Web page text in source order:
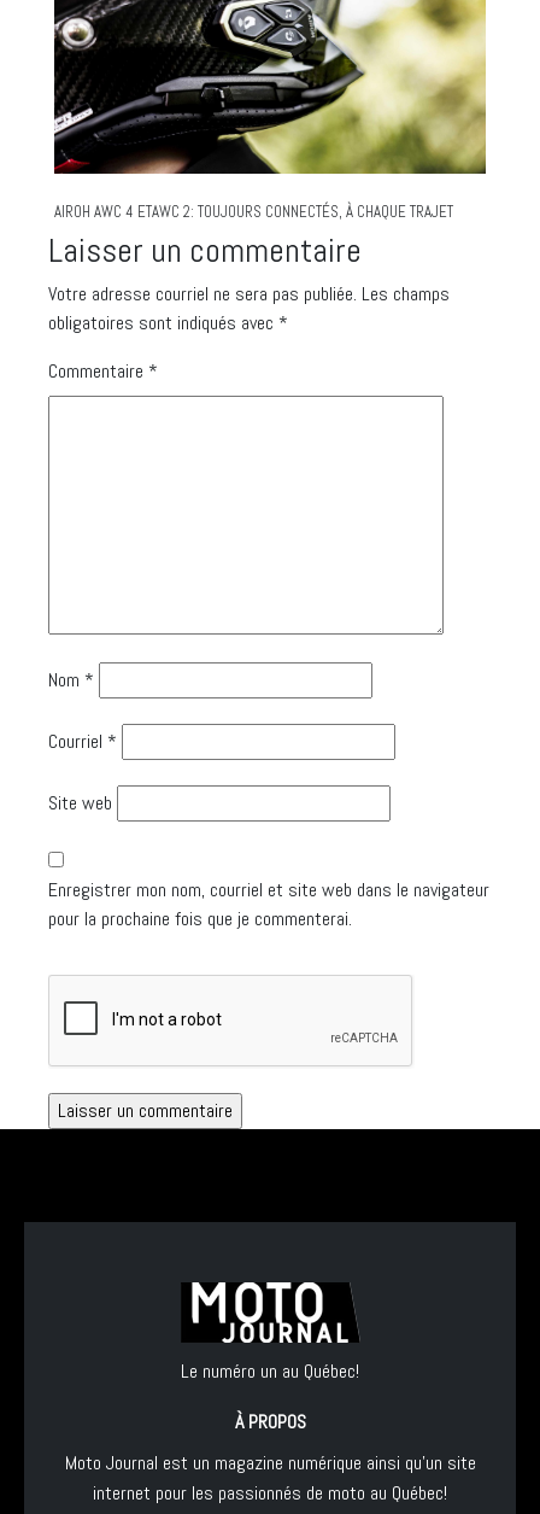
AIROH AWC 4 ETAWC 2: TOUJOURS CONNECTÉS, À CHAQUE TRAJET
Laisser un commentaire
Votre adresse courriel ne sera pas publiée. Les champs
obligatoires sont indiqués avec *
Commentaire *
Nom *
Courriel *
Site web
Enregistrer mon nom, courriel et site web dans le navigateur
pour la prochaine fois que je commenterai.
Le numéro un au Québec!
À PROPOS
Moto Journal est un magazine numérique ainsi qu'un site
internet pour les passionnés de moto au Québec!